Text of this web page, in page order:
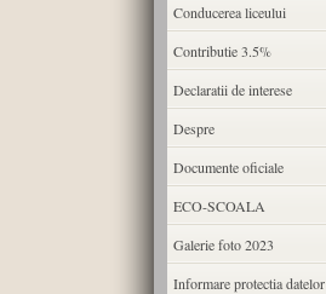
Conducerea liceului
Contributie 3.5%
Declaratii de interese
Despre
Documente oficiale
ECO-SCOALA
Galerie foto 2023
Informare protectia datelor